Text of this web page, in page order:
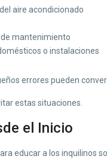
aire acondicionado
mantenimiento
o instalaciones
errores pueden
estas situaciones.
el Inicio
educar a los inquilinos